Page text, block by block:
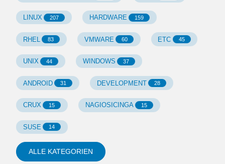
LINUX 207 HARDWARE 159
RHEL 83 VMWARE 60 ETC 45
UNIX 44 WINDOWS 37
ANDROID 31 DEVELOPMENT 28
CRUX 15 NAGIOSICINGA 15
SUSE 14
ALLE KATEGORIEN